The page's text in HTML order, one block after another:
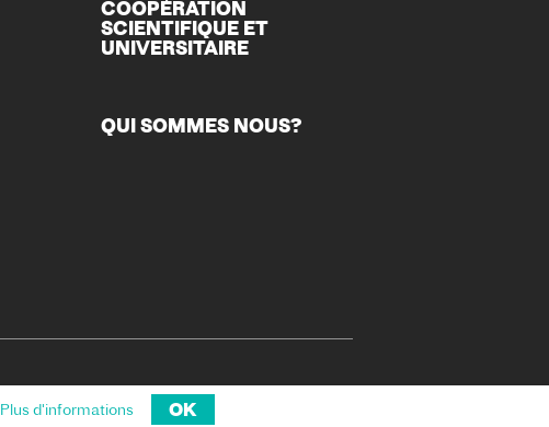
COOPÉRATION
SCIENTIFIQUE ET
UNIVERSITAIRE
QUI SOMMES NOUS?
Plus d'informations OK